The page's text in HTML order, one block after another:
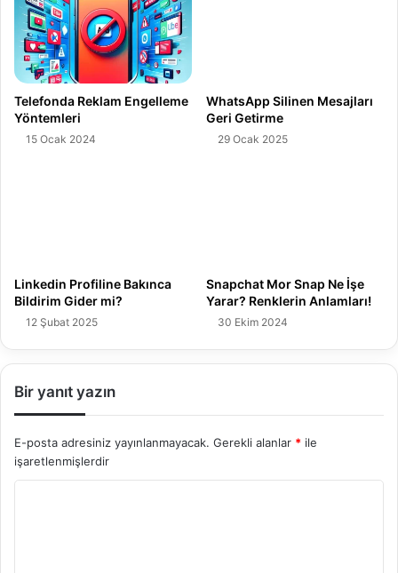
Telefonda Reklam Engelleme
Yöntemleri
15 Ocak 2024
WhatsApp Silinen Mesajları
Geri Getirme
29 Ocak 2025
Linkedin Profiline Bakınca
Bildirim Gider mi?
12 Şubat 2025
Snapchat Mor Snap Ne İşe
Yarar? Renklerin Anlamları!
30 Ekim 2024
Bir yanıt yazın
E-posta adresiniz yayınlanmayacak. Gerekli alanlar * ile
işaretlenmişlerdir